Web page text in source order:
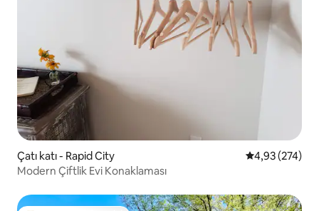
Çatı katı - Rapid City 5 üzerinden
4,93 (274)
Modern Çiftlik Evi Konaklaması